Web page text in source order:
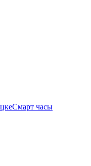
Смарт часы